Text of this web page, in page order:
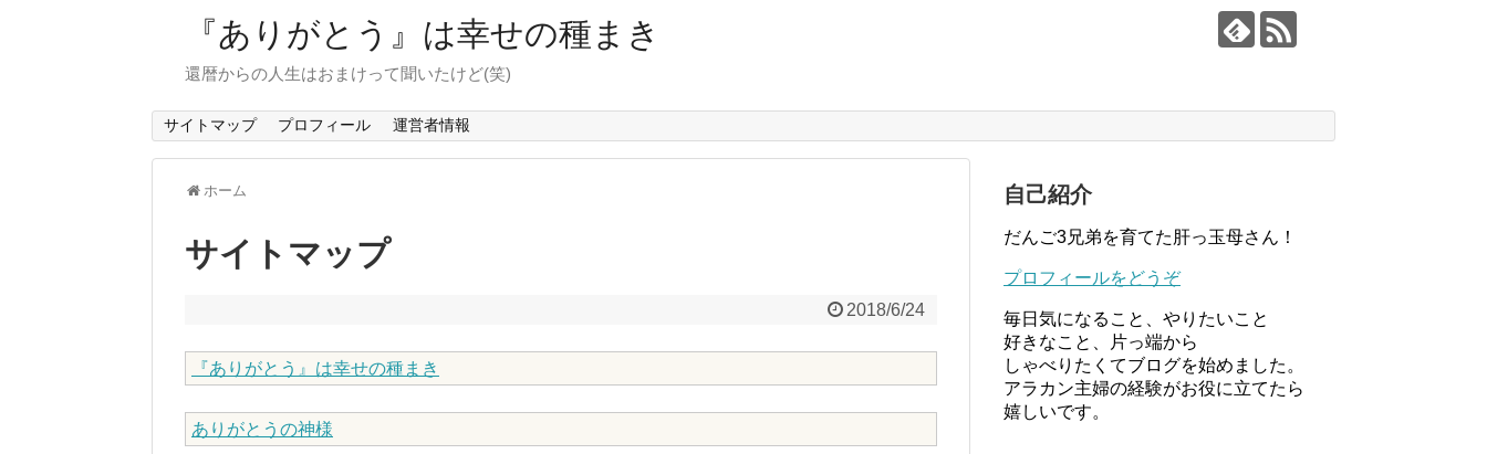
『ありがとう』は幸せの種まき
還暦からの人生はおまけって聞いたけど(笑)
サイトマップ プロフィール 運営者情報
ホーム
サイトマップ
2018/6/24
『ありがとう』は幸せの種まき
ありがとうの神様
自己紹介
だんご3兄弟を育てた肝っ玉母さん！
プロフィールをどうぞ
毎日気になること、やりたいこと
好きなこと、片っ端から
しゃべりたくてブログを始めました。
アラカン主婦の経験がお役に立てたら
嬉しいです。